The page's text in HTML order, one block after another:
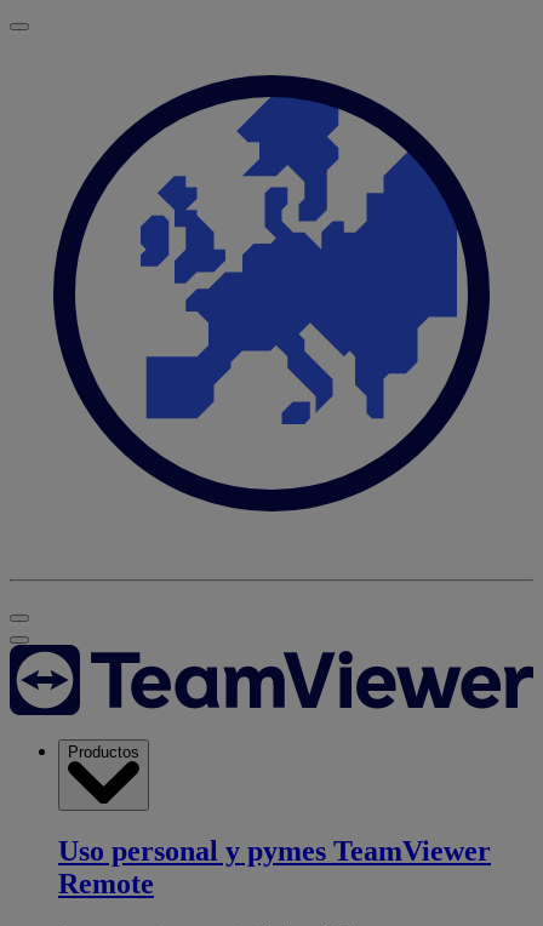
Productos
Uso personal y pymes TeamViewer
Remote